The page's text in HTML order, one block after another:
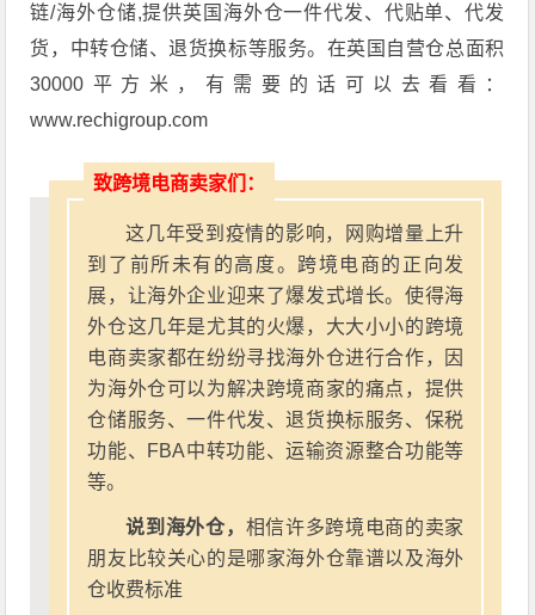
链/海外仓储,提供英国海外仓一件代发、代贴单、代发
货，中转仓储、退货换标等服务。在英国自营仓总面积
30000平方米，有需要的话可以去看看：
www.rechigroup.com
致跨境电商卖家们：
这几年受到疫情的影响，网购增量上升
到了前所未有的高度。跨境电商的正向发
展，让海外企业迎来了爆发式增长。使得海
外仓这几年是尤其的火爆，大大小小的跨境
电商卖家都在纷纷寻找海外仓进行合作，因
为海外仓可以为解决跨境商家的痛点，提供
仓储服务、一件代发、退货换标服务、保税
功能、FBA中转功能、运输资源整合功能等
等。
说到海外仓， 相信许多跨境电商的卖家
朋友比较关心的是哪家海外仓靠谱以及海外
仓收费标准